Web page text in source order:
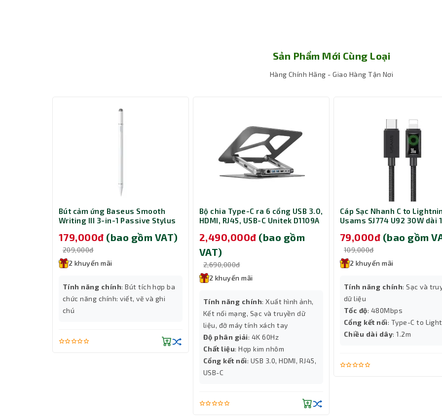
Cổng USB-C linh hoạt, tương thích đa nền tảng
Sản phẩm sử dụng cổng kết nối USB-C chuẩn mới, tương thích với các thiết bị hiện đại từ Windows 10/11 (32/
OS 10.6 trở lên đến Linux kernel 3.x. Chỉ cần cắm và sử dụng, không cần trình điều khiển hay cài đặt phức tạp,
Sản Phẩm Mới Cùng Loại
Hàng Chính Hãng - Giao Hàng Tận Nơi
Bút cảm ứng Baseus Smooth
Writing III 3-in-1 Passive Stylus
White (LVN080-NM-WH)
179,000đ (bao gồm VAT)
209,000đ
2 khuyến mãi
Tính năng chính: Bút tích hợp ba
chức năng chính: viết, vẽ và ghi
chú
Bộ chia Type-C ra 6 cổng USB 3.0,
HDMI, RJ45, USB-C Unitek D1109A
2,490,000đ (bao gồm
VAT)
2,690,000đ
2 khuyến mãi
Tính năng chính: Xuất hình ảnh,
Kết nối mạng, Sạc và truyền dữ
liệu, đỡ máy tính xách tay
Độ phân giải: 4K 60Hz
Chất liệu: Hợp kim nhôm
Cổng kết nối: USB 3.0, HDMI, RJ45,
USB-C
Cáp Sạc Nhanh C to
Usams SJ774 U92 30W dài
79,000đ (bao gồm
109,000đ
2 khuyến mãi
Tính năng chính: Sạc và
dữ liệu
Tốc độ: 480Mbps
Cổng kết nối: Type-C to
Chiều dài dây: 1.2m